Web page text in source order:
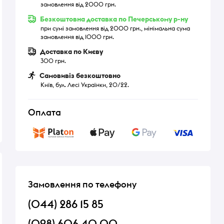
замовлення від 2000 грн.
Безкоштовна доставка по Печерському р-ну
при сумі замовлення від 2000 грн., мінімальна сума
замовлення від 1000 грн.
Доставка по Києву
300 грн.
Самовивіз безкоштовно
Київ, бул. Лесі Українки, 20/22.
Оплата
Замовлення по телефону
(044) 286 15 85